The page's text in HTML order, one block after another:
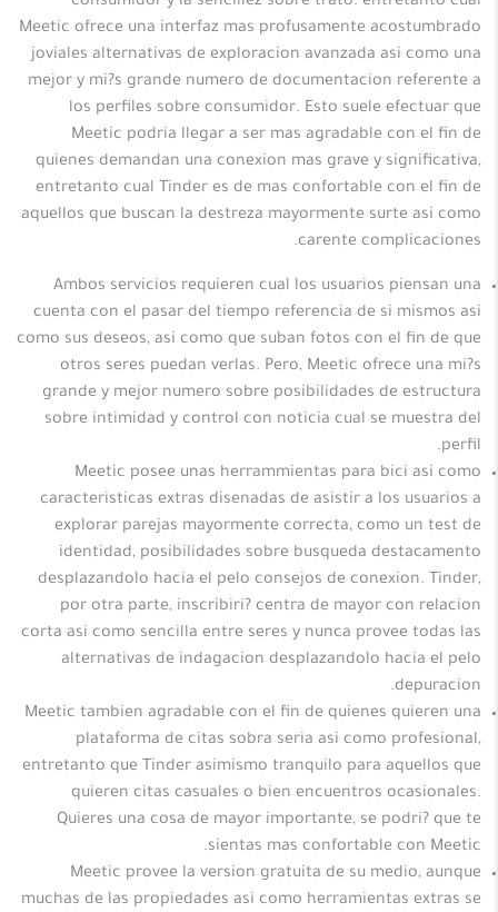
Meetic ofrece una interfaz mas profusamente acostumbrado
joviales alternativas de exploracion avanzada asi como una
mejor y mi?s grande numero de documentacion referente a
los perfiles sobre consumidor. Esto suele efectuar que
Meetic podria llegar a ser mas agradable con el fin de
quienes demandan una conexion mas grave y significativa,
entretanto cual Tinder es de mas confortable con el fin de
aquellos que buscan la destreza mayormente surte asi como
carente complicaciones.
Ambos servicios requieren cual los usuarios piensan una
cuenta con el pasar del tiempo referencia de si mismos asi
como sus deseos, asi como que suban fotos con el fin de que
otros seres puedan verlas. Pero, Meetic ofrece una mi?s
grande y mejor numero sobre posibilidades de estructura
sobre intimidad y control con noticia cual se muestra del
perfil.
Meetic posee unas herrammientas para bici asi como
caracteristicas extras disenadas de asistir a los usuarios a
explorar parejas mayormente correcta, como un test de
identidad, posibilidades sobre busqueda destacamento
desplazandolo hacia el pelo consejos de conexion. Tinder,
por otra parte, inscribiri? centra de mayor con relacion
corta asi como sencilla entre seres y nunca provee todas las
alternativas de indagacion desplazandolo hacia el pelo
depuracion.
Meetic tambien agradable con el fin de quienes quieren una
plataforma de citas sobra seria asi como profesional,
entretanto que Tinder asimismo tranquilo para aquellos que
quieren citas casuales o bien encuentros ocasionales.
Quieres una cosa de mayor importante, se podri? que te
sientas mas confortable con Meetic.
Meetic provee la version gratuita de su medio, aunque
muchas de las propiedades asi como herramientas extras se